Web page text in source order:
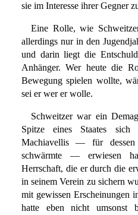
sie im Interesse ihrer Gegner
Eine Rolle, wie
allerdings nur in den
und darin liegt die
Anhänger. Wer heute die
Bewegung spielen wollte,
sei er wer er wolle.
Schweitzer war ein
Spitze eines Staates
Machiavellis — für dessen
schwärmte — erwiesen
Herrschaft, die er durch die
in seinem Verein zu sichern
mit gewissen Erscheinungen
hatte eben nicht umsonst